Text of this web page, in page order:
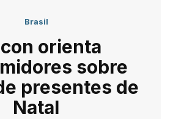
Brasil
orienta
sobre
presentes de
Natal